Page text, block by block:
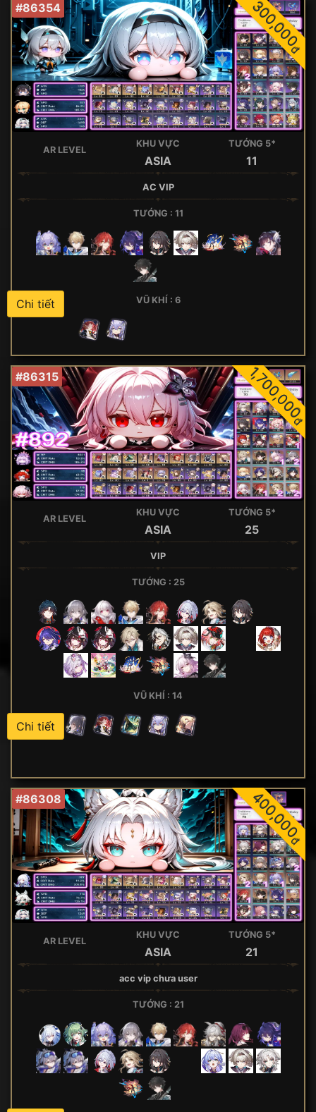
#86354 300,000
đ
AR LEVEL
KHU VỰC
ASIA
TƯỚNG 5*
11
AC VIP
TƯỚNG : 11
VŨ KHÍ : 6
Chi tiết
#86315 1,700,000
đ
AR LEVEL
KHU VỰC
ASIA
TƯỚNG 5*
25
VIP
TƯỚNG : 25
VŨ KHÍ : 14
Chi tiết
#86308 400,000
đ
AR LEVEL
KHU VỰC
ASIA
TƯỚNG 5*
21
acc vip chưa user
TƯỚNG : 21